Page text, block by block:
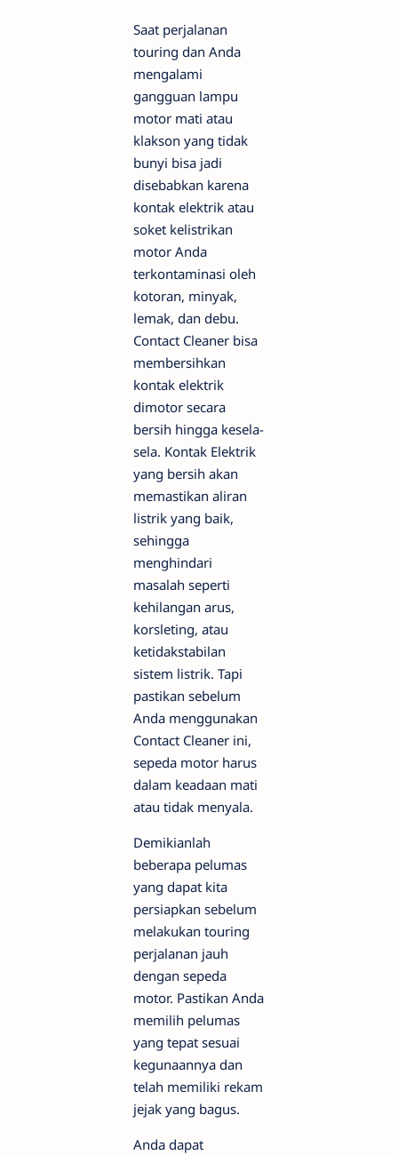
Saat perjalanan
touring dan Anda
mengalami
gangguan lampu
motor mati atau
klakson yang tidak
bunyi bisa jadi
disebabkan karena
kontak elektrik atau
soket kelistrikan
motor Anda
terkontaminasi oleh
kotoran, minyak,
lemak, dan debu.
Contact Cleaner bisa
membersihkan
kontak elektrik
dimotor secara
bersih hingga kesela-
sela. Kontak Elektrik
yang bersih akan
memastikan aliran
listrik yang baik,
sehingga
menghindari
masalah seperti
kehilangan arus,
korsleting, atau
ketidakstabilan
sistem listrik. Tapi
pastikan sebelum
Anda menggunakan
Contact Cleaner ini,
sepeda motor harus
dalam keadaan mati
atau tidak menyala.
Demikianlah
beberapa pelumas
yang dapat kita
persiapkan sebelum
melakukan touring
perjalanan jauh
dengan sepeda
motor. Pastikan Anda
memilih pelumas
yang tepat sesuai
kegunaannya dan
telah memiliki rekam
jejak yang bagus.
Anda dapat